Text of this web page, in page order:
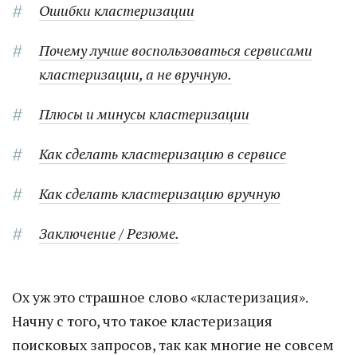
Ошибки кластеризации
Почему лучше воспользоваться сервисами
кластеризации, а не вручную.
Плюсы и минусы кластеризации
Как сделать кластеризацию в сервисе
Как сделать кластеризацию вручную
Заключение / Резюме.
Ох уж это страшное слово «кластеризация».
Начну с того, что такое кластеризация
поисковых запросов, так как многие не совсем